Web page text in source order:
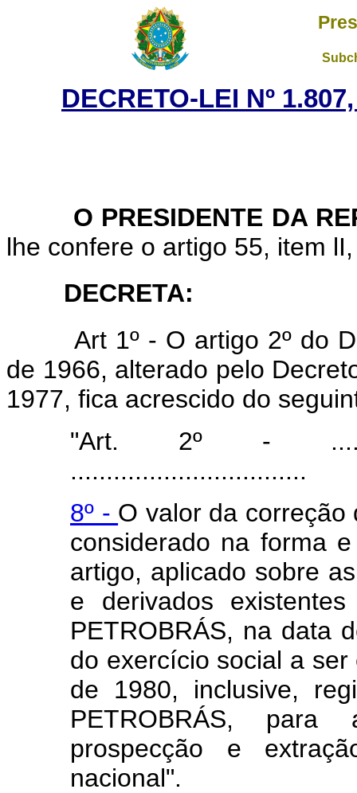
DECRETO-LEI Nº
O PRESIDENTE DA
lhe confere o artigo 55, item
DECRETA:
Art 1º - O artigo 2º do
de 1966, alterado pelo
1977, fica acrescido do
"Art. 2º -
.................................
8º - O valor da correção
considerado na forma
artigo, aplicado sobre
e derivados
PETROBRÁS, na data
do exercício social a
de 1980, inclusive,
PETROBRÁS,
prospecção e
nacional".